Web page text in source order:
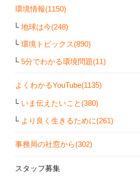
環境情報(1150)
地球は今(248)
環境トピックス(890)
5分でわかる環境問題(11)
よくわかるYouTube(1135)
いま伝えたいこと(380)
より良く生きるために(261)
事務局の社窓から(302)
スタッフ募集